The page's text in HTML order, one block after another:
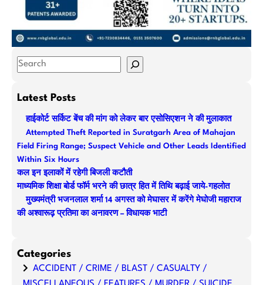
S
aLatest Posts
हाईकोर्ट सर्किट बेंच की मांग को लेकर बार एसोसिएशन ने की मुलाकात
Attempted Theft Reported in Suratgarh Area of Mahajan
Field Firing Range; Suspect Vehicle and Other Leads Identified
Within Six Hours
कल इन इलाकों में रहेगी बिजली कटौती
माध्यमिक शिक्षा बोर्ड फॉर्म भरने की छात्र हित में तिथि बढ़ाई जाये-गहलोत
मुख्यमंत्री भजनलाल शर्मा 14 अगस्त को मेघासर में करेंगे मेघोजी महाराज
की अश्वारूढ़ प्रतिमा का अनावरण – विधायक भाटी
Categories
ACCIDENT / CRIME / BLAST / CASUALTY /